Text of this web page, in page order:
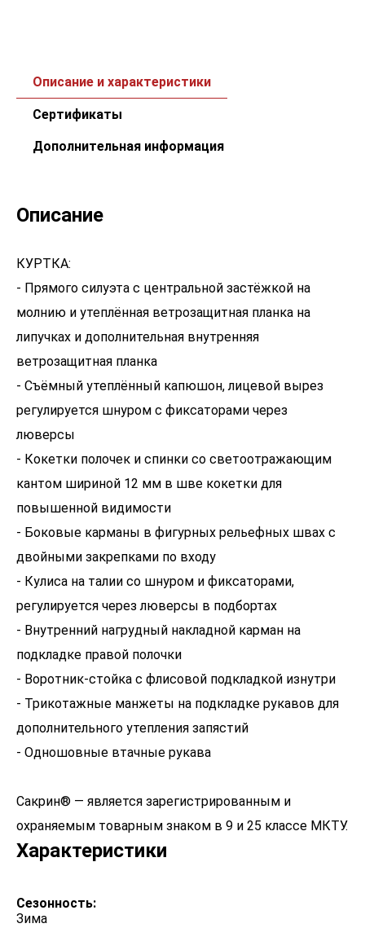
Описание и характеристики
Сертификаты
Дополнительная информация
Описание
КУРТКА:
- Прямого силуэта с центральной застёжкой на
молнию и утеплённая ветрозащитная планка на
липучках и дополнительная внутренняя
ветрозащитная планка
- Съёмный утеплённый капюшон, лицевой вырез
регулируется шнуром с фиксаторами через
люверсы
- Кокетки полочек и спинки со светоотражающим
кантом шириной 12 мм в шве кокетки для
повышенной видимости
- Боковые карманы в фигурных рельефных швах с
двойными закрепками по входу
- Кулиса на талии со шнуром и фиксаторами,
регулируется через люверсы в подбортах
- Внутренний нагрудный накладной карман на
подкладке правой полочки
- Воротник-стойка с флисовой подкладкой изнутри
- Трикотажные манжеты на подкладке рукавов для
дополнительного утепления запястий
- Одношовные втачные рукава
Сакрин® — является зарегистрированным и
охраняемым товарным знаком в 9 и 25 классе МКТУ.
Характеристики
Сезонность:
Зима